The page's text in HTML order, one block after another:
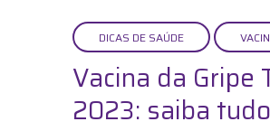
DICAS DE SAÚDE
Vacina da Gripe
2023: saiba